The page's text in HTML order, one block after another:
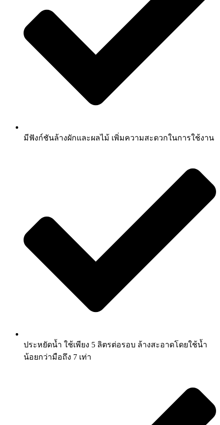
มีฟังก์ชันล้างผักและผลไม้ เพิ่มความสะดวกในการใช้งาน
ประหยัดน้ำ ใช้เพียง 5 ลิตรต่อรอบ ล้างสะอาดโดยใช้น้ำ
น้อยกว่ามือถึง 7 เท่า